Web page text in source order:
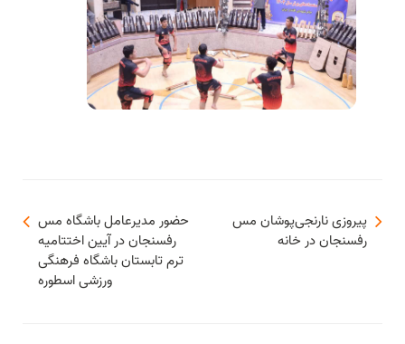
حضور مدیرعامل باشگاه مس
رفسنجان در آیین اختتامیه
ترم تابستان باشگاه فرهنگی
ورزشی اسطوره
پیروزی نارنجی‌پوشان مس
رفسنجان در خانه